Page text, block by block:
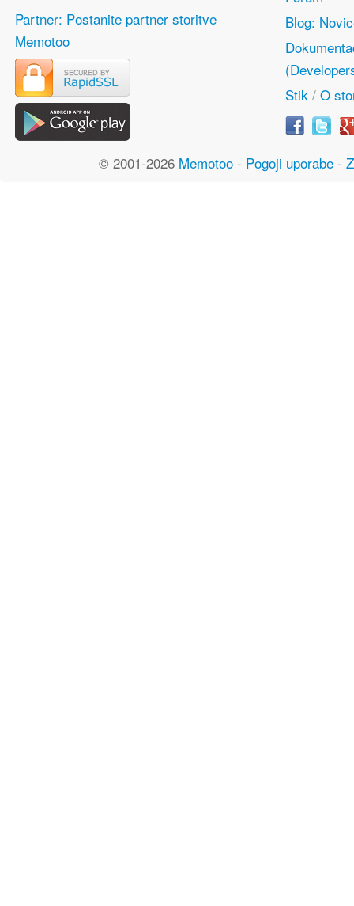
Partner: Postanite partner storitve
Memotoo
Blog:
Stik / O
© 2001-2026 Memotoo- Pogoji uporabe-